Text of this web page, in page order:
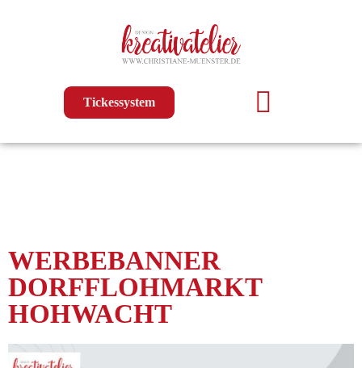
Tickessystem
WERBEBANNER
DORFFLOHMARKT
HOHWACHT